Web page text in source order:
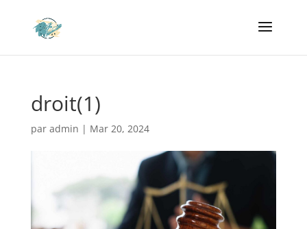
droit(1)
par admin | Mar 20, 2024